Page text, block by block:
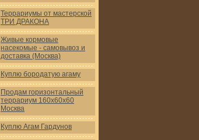
Террариумы от мастерской
ТРИ ДРАКОНА
Живые кормовые
насекомые - самовывоз и
доставка (Москва)
Куплю бородатую агаму
Продам горизонтальный
террариум 160x60x60
Москва
Куплю Агам Гардунов